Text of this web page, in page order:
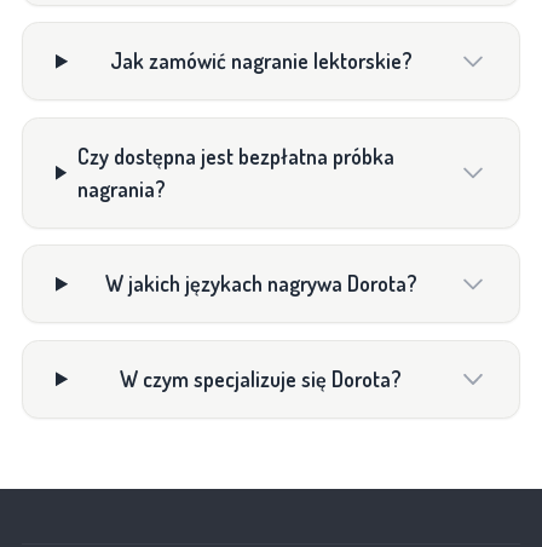
Jak zamówić nagranie lektorskie?
Czy dostępna jest bezpłatna próbka
nagrania?
W jakich językach nagrywa Dorota?
W czym specjalizuje się Dorota?